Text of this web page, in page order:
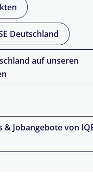
Deutschland
auf unseren
& Jobangebote von